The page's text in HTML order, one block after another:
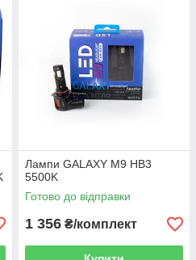
Лампи GALAXY M9 HB3
5500K
Готово до відправки
1 356 ₴/комплект